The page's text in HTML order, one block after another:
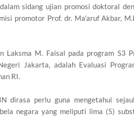
sidang ujian promosi doktoral
promotor Prof. dr. Ma'aruf Akbar,
Laksma M. Faisal pada program S3
Jakarta, adalah Evaluasi
RI.
dirasa perlu guna mengetahui
negara yang meliputi lima (5)